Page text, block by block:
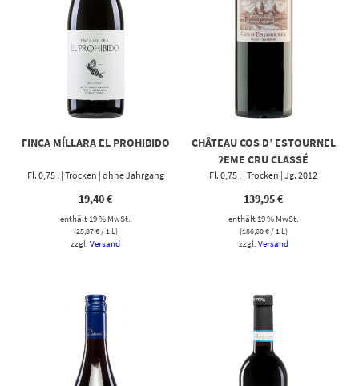
FINCA MÍLLARA EL PROHIBIDO
Fl. 0,75 l | Trocken | ohne Jahrgang
19,40€
enthält 19 % MwSt.
(25,87€/ 1 L)
zzgl.Versand
CHÂTEAU COS D’ ESTOURNEL
2EME CRU CLASSÉ
Fl. 0,75 l | Trocken | Jg. 2012
139,95€
enthält 19 % MwSt.
(186,60€/ 1 L)
zzgl. Versand